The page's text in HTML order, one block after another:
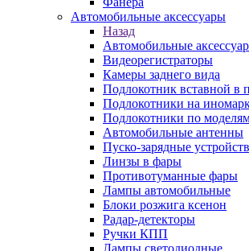
Автомобильные аксессуары
Назад
Автомобильные
Видеорегистраторы
Камеры заднего вида
Подлокотник вставной в
Подлокотники на
Подлокотники по
Автомобильные антенны
Пуско-зарядные
Линзы в фары
Противотуманные фары
Лампы автомобильные
Блоки розжига ксенон
Радар-детекторы
Ручки КПП